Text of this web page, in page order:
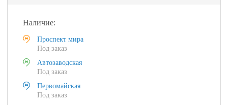
Наличие:
Проспект мира
Под заказ
Автозаводская
Под заказ
Первомайская
Под заказ